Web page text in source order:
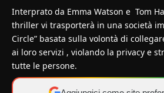
Interprato da Emma Watson e Tom
thriller vi trasporterà in una società
Circle” basata sulla volontà di
ai loro servizi , violando la privacy e
tutte le persone.